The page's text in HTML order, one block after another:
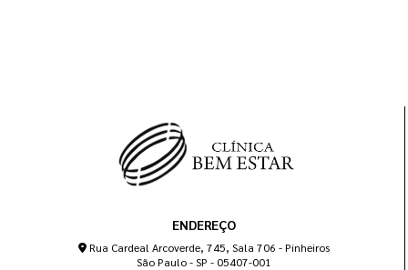
ENDEREÇO
Rua Cardeal Arcoverde, 745, Sala 706 - Pinheiros
São Paulo - SP - 05407-001